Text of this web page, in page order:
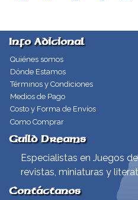
Info Adicional
Quiénes somos
Dónde Estamos
Términos y Condiciones
Medios de Pago
Costo y Forma de Envíos
Como Comprar
Guild Dreams
Especialistas en Juegos
revistas, miniaturas y
Contáctanos